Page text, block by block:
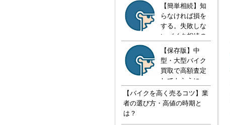
【簡単相続】知
らなければ損を
する。失敗しな
いバイク相続の
方法とは？
【保存版】中
型・大型バイク
買取で高額査定
してもらうに
は！？知ってお
きたい３つの知
【バイクを高く売るコツ】業
者の選び方・高値の時期と
は？